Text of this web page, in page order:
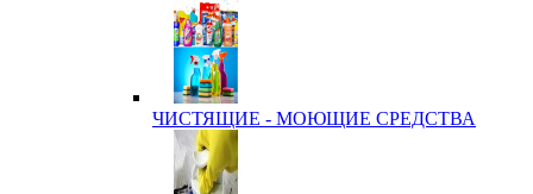
ЧИСТЯЩИЕ - МОЮЩИЕ СРЕДСТВА